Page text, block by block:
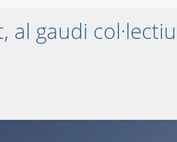
al gaudi